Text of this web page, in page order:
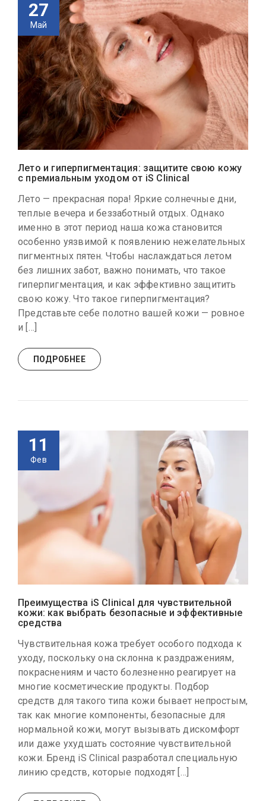
27
Май
Лето и гиперпигментация: защитите свою кожу
с премиальным уходом от iS Clinical
Лето — прекрасная пора! Яркие солнечные дни,
теплые вечера и беззаботный отдых. Однако
именно в этот период наша кожа становится
особенно уязвимой к появлению нежелательных
пигментных пятен. Чтобы наслаждаться летом
без лишних забот, важно понимать, что такое
гиперпигментация, и как эффективно защитить
свою кожу. Что такое гиперпигментация?
Представьте себе полотно вашей кожи — ровное
и […]
ПОДРОБНЕЕ
11
Фев
Преимущества iS Clinical для чувствительной
кожи: как выбрать безопасные и эффективные
средства
Чувствительная кожа требует особого подхода к
уходу, поскольку она склонна к раздражениям,
покраснениям и часто болезненно реагирует на
многие косметические продукты. Подбор
средств для такого типа кожи бывает непростым,
так как многие компоненты, безопасные для
нормальной кожи, могут вызывать дискомфорт
или даже ухудшать состояние чувствительной
кожи. Бренд iS Clinical разработал специальную
линию средств, которые подходят […]